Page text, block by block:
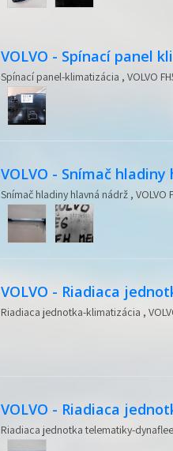
VOLVO - Spínací panel
Spínací panel-klimatizácia , VOLVO
VOLVO - Snímač
Snímač hladiny hlavná nádrž , VOLVO
VOLVO - Riadiaca
Riadiaca jednotka-klimatizácia ,
VOLVO - Riadiaca
Riadiaca jednotka telematiky-